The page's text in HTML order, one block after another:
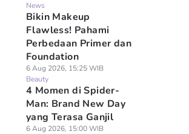
News
Bikin Makeup
Flawless! Pahami
Perbedaan Primer dan
Foundation
6 Aug 2026, 15:25 WIB
Beauty
4 Momen di Spider-
Man: Brand New Day
yang Terasa Ganjil
6 Aug 2026, 15:00 WIB